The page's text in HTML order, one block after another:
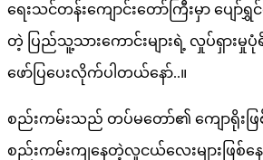
ရေးသင်တန်းကျောင်းတော်ကြီးမှာ ပျေ
တဲ့ ပြည်သူ့သားကောင်းများရဲ့ လှုပ်ရှား
ဖော်ပြပေးလိုက်ပါတယ်နော်..။
စည်းကမ်းသည် တပ်မတော်၏ ကျောရိုး
စည်းကမ်းကျနေတဲ့လူငယ်လေးများဖြစ်နေ